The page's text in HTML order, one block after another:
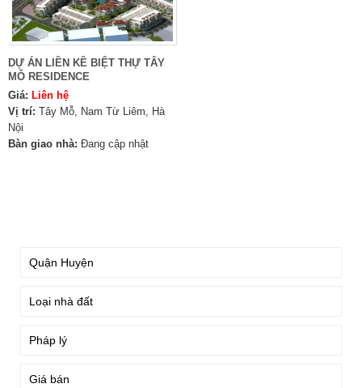
DỰ ÁN LIỀN KỀ BIỆT THỰ TÂY
MỖ RESIDENCE
Giá: Liên hệ
Vị trí: Tây Mỗ, Nam Từ Liêm, Hà
Nội
Bàn giao nhà: Đang cập nhật